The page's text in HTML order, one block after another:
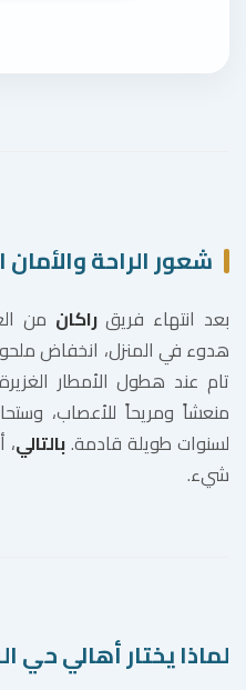
شعور الراحة
بعد انتهاء فريقراكان من
هدوء في المنزل، انخفاض
تام عند هطول الأمطار
منعشاً ومريحاً للأعصاب،
لسنوات طويلة قادمة.بالتالي
شيء.
لماذا يختار أهالي حي